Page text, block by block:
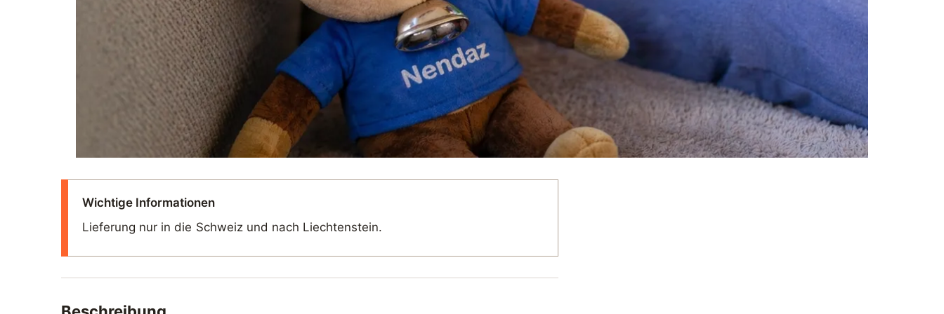
Wichtige Informationen
Lieferung nur in die Schweiz und nach Liechtenstein.